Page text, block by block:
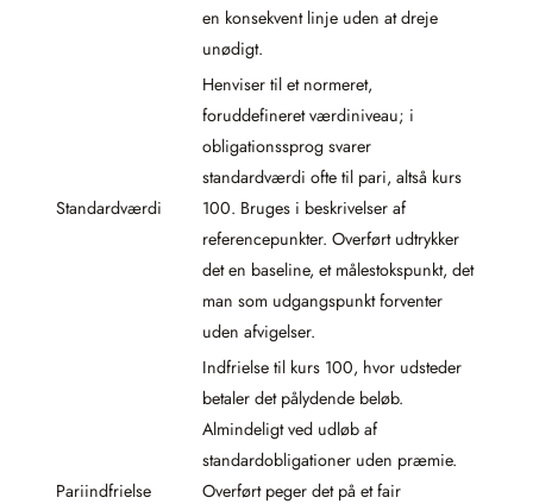
en konsekvent linje uden at dreje
unødigt.
Standardværdi
Henviser til et normeret,
foruddefineret værdiniveau; i
obligationssprog svarer
standardværdi ofte til pari, altså kurs
100. Bruges i beskrivelser af
referencepunkter. Overført udtrykker
det en baseline, et målestokspunkt, det
man som udgangspunkt forventer
uden afvigelser.
Pariindfrielse
Indfrielse til kurs 100, hvor udsteder
betaler det pålydende beløb.
Almindeligt ved udløb af
standardobligationer uden præmie.
Overført peger det på et fair